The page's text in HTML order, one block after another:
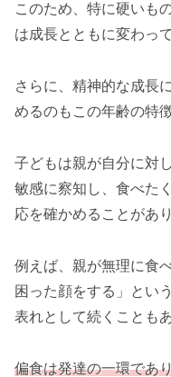
このため、特に硬いも
は成長とともに変わっ
さらに、精神的な成長
めるのもこの年齢の特徴
子どもは親が自分に対
敏感に察知し、食べた
応を確かめることがあ
例えば、親が無理に食
困った顔をする」とい
表れとして続くことも
偏食は発達の一環であ